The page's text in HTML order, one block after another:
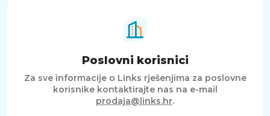
Poslovni korisnici
Za sve informacije o Links rješenjima za poslovne
korisnike kontaktirajte nas na e-mail
prodaja@links.hr.